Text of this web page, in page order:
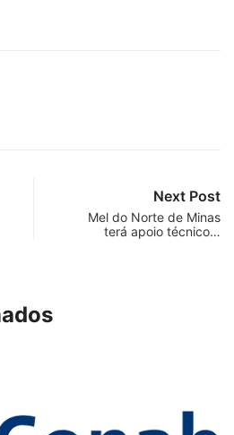
Next Post
Mel do Norte de Minas
terá apoio técnico…